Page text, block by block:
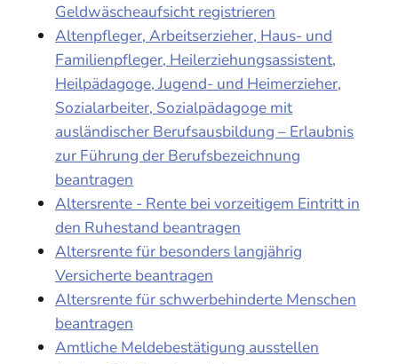
Geldwäscheaufsicht registrieren
Altenpfleger, Arbeitserzieher, Haus- und
Familienpfleger, Heilerziehungsassistent,
Heilpädagoge, Jugend- und Heimerzieher,
Sozialarbeiter, Sozialpädagoge mit
ausländischer Berufsausbildung – Erlaubnis
zur Führung der Berufsbezeichnung
beantragen
Altersrente - Rente bei vorzeitigem Eintritt in
den Ruhestand beantragen
Altersrente für besonders langjährig
Versicherte beantragen
Altersrente für schwerbehinderte Menschen
beantragen
Amtliche Meldebestätigung ausstellen